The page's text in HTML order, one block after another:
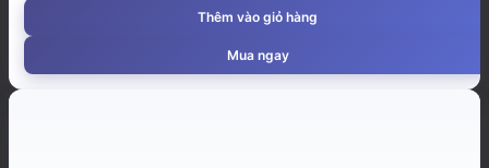
Thêm vào giỏ hàng
Mua ngay